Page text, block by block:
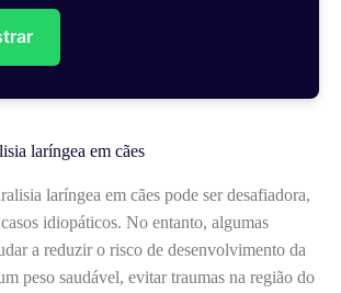
laríngea em cães
laríngea em cães pode ser desafiadora,
idiopáticos. No entanto, algumas
a reduzir o risco de desenvolvimento da
peso saudável, evitar traumas na região do